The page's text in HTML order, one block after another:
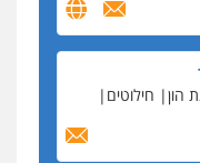
הון חילוטים
סם לנאשם בכלא